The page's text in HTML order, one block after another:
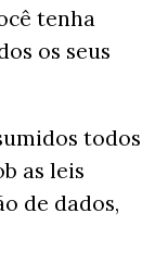
tenha
os seus
todos
as leis
de dados,